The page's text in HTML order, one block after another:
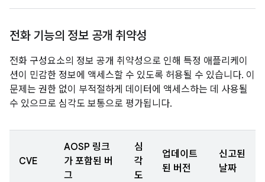
전화 기능의 정보 공개 취약성
전화 구성요소의 정보 공개 취약성으로 인해 특정 애플리케이
션이 민감한 정보에 액세스할 수 있도록 허용될 수 있습니다. 이
문제는 권한 없이 부적절하게 데이터에 액세스하는 데 사용될
수 있으므로 심각도 보통으로 평가됩니다.
CVE
AOSP 링크
가 포함된 버
그
심
각
도
업데이트
된 버전
신고된
날짜